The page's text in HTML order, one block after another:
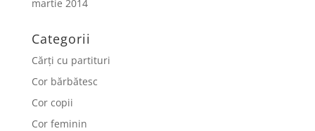
martie 2014
Categorii
Cărți cu partituri
Cor bărbătesc
Cor copii
Cor feminin